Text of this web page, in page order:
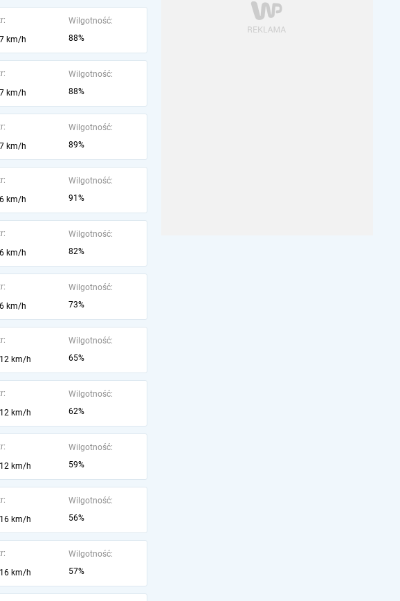
7 km/h
Wilgotność:
88%
7 km/h
Wilgotność:
88%
7 km/h
Wilgotność:
89%
6 km/h
Wilgotność:
91%
6 km/h
Wilgotność:
82%
6 km/h
Wilgotność:
73%
12 km/h
Wilgotność:
65%
12 km/h
Wilgotność:
62%
12 km/h
Wilgotność:
59%
16 km/h
Wilgotność:
56%
16 km/h
Wilgotność:
57%